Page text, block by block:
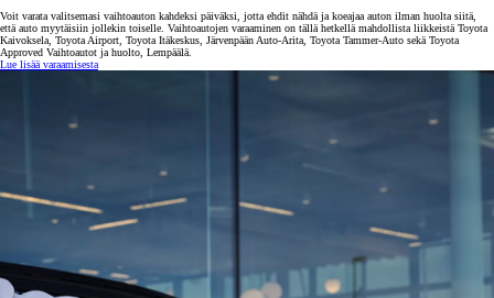
Voit varata valitsemasi vaihtoauton kahdeksi päiväksi, jotta ehdit nähdä ja koeajaa auton ilman huolta siitä,
että auto myytäisiin jollekin toiselle. Vaihtoautojen varaaminen on tällä hetkellä mahdollista liikkeistä Toyota
Kaivoksela, Toyota Airport, Toyota Itäkeskus, Järvenpään Auto-Arita, Toyota Tammer-Auto sekä Toyota
Approved Vaihtoautot ja huolto, Lempäälä.
Lue lisää varaamisesta